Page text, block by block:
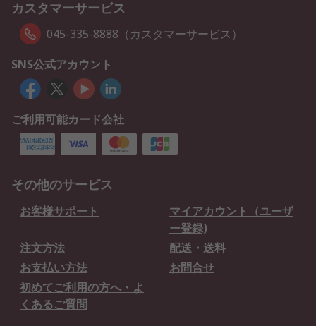
カスタマーサービス
045-335-8888（カスタマーサービス）
SNS公式アカウント
ご利用可能カード会社
その他のサービス
お客様サポート
マイアカウント（ユーザ
ー登録)
注文方法
配送・送料
お支払い方法
お問合せ
初めてご利用の方へ・よ
くあるご質問